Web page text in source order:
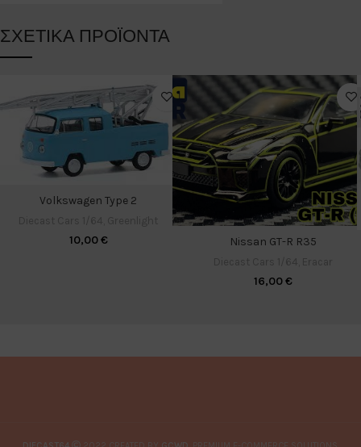
ΣΧΕΤΙΚΆ ΠΡΟΪΌΝΤΑ
Volkswagen Type 2
10,00€ Nissan GT-R R35
16,00€